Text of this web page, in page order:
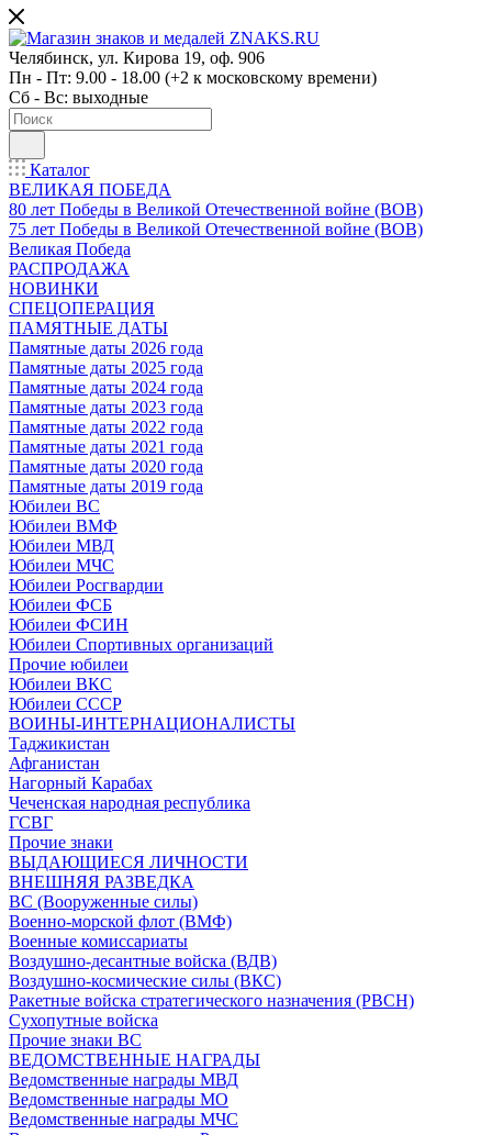
Челябинск, ул. Кирова 19, оф. 906
Пн - Пт: 9.00 - 18.00 (+2 к московскому времени)
Сб - Вс: выходные
Каталог
ВЕЛИКАЯ ПОБЕДА
80 лет Победы в Великой Отечественной войне (ВОВ)
75 лет Победы в Великой Отечественной войне (ВОВ)
Великая Победа
РАСПРОДАЖА
НОВИНКИ
СПЕЦОПЕРАЦИЯ
ПАМЯТНЫЕ ДАТЫ
Памятные даты 2026 года
Памятные даты 2025 года
Памятные даты 2024 года
Памятные даты 2023 года
Памятные даты 2022 года
Памятные даты 2021 года
Памятные даты 2020 года
Памятные даты 2019 года
Юбилеи ВС
Юбилеи ВМФ
Юбилеи МВД
Юбилеи МЧС
Юбилеи Росгвардии
Юбилеи ФСБ
Юбилеи ФСИН
Юбилеи Спортивных организаций
Прочие юбилеи
Юбилеи ВКС
Юбилеи СССР
ВОИНЫ-ИНТЕРНАЦИОНАЛИСТЫ
Таджикистан
Афганистан
Нагорный Карабах
Чеченская народная республика
ГСВГ
Прочие знаки
ВЫДАЮЩИЕСЯ ЛИЧНОСТИ
ВНЕШНЯЯ РАЗВЕДКА
ВС (Вооруженные силы)
Военно-морской флот (ВМФ)
Военные комиссариаты
Воздушно-десантные войска (ВДВ)
Воздушно-космические силы (ВКС)
Ракетные войска стратегического назначения (РВСН)
Сухопутные войска
Прочие знаки ВС
ВЕДОМСТВЕННЫЕ НАГРАДЫ
Ведомственные награды МВД
Ведомственные награды МО
Ведомственные награды МЧС